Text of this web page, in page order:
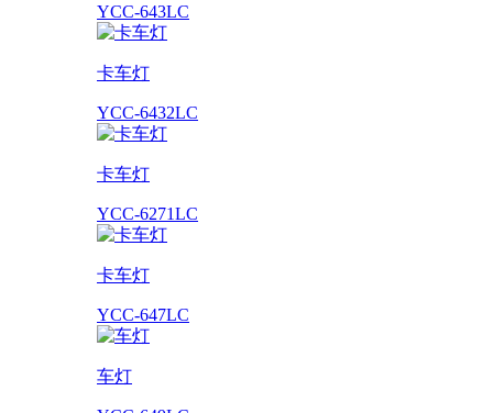
YCC-643LC
卡车灯
YCC-6432LC
卡车灯
YCC-6271LC
卡车灯
YCC-647LC
车灯